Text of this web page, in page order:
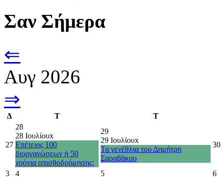
Σαν Σήμερα
⇐
Αυγ 2026
⇒
Δ Τ Τ
27
28
28 Ιουλίουx
Επέτειος 100
διοργανώσεων ή 50
χρόνια οπισθοδρόμησης;
29
29 Ιουλίουx
Τα γενέθλια του Δημήτρη
Σαραβάκου
30
3 4 5 6